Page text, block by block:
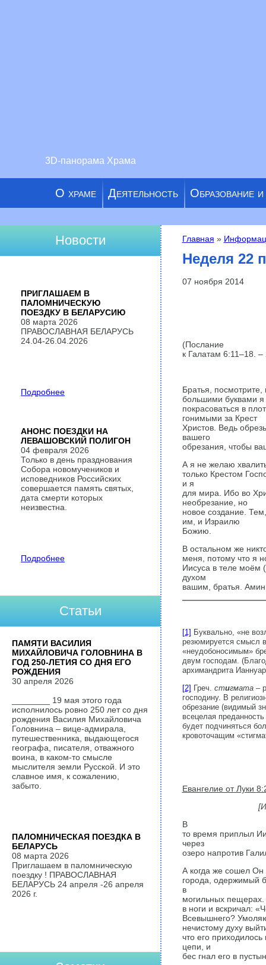
3D-панорама Храма
О храме Деятельность Образование
Вы здесь
Главная »
Неделя 22
07 ноября 2014
(Послание
к Галатам 6:11–18. –
Братья, посмотрите,
большими буквами я
покрасоваться в
гонимыми за Крест
Христов. Ведь
вашего
обрезания, чтобы
А я не желаю
только Крестом
и я
для мира. Ибо во
необрезание, но
новое создание.
им, и Израилю
Божию.
В остальном же
меня, потому что я
Иисуса в теле моём
духом
вашим, братья.
[1]
Буквально, «не
резюмируется смысл
«неудобоносимым»
двум господам.
архимандрита
[2] Греч. стигмата –
господину. В
обрезание (видимый
всецелая
будет подчиняться
кровоточащим
Евангелие от Луки 8
В
то время приплыл
через
озеро напротив
А когда же сошел Он
города, одержимый
в
могильных
в ноги и вскричал:
Всевышнего?
нечистому духу
что его
цепи, и
бес гнал его в
Новости
ПРИГЛАШАЕМ В
ПАЛОМНИЧЕСКУЮ
ПОЕЗДКУ В БЕЛАРУСИЮ
08 марта 2026
ПРАВОСЛАВНАЯ БЕЛАРУСЬ
24.04-26.04.2026
Подробнее
АНОНС ПОЕЗДКИ НА
ЛЕВАШОВСКИЙ ПОЛИГОН
04 февраля 2026
Только в день празднования
Собора новомучеников и
исповедников Российских
совершается память святых,
дата смерти которых
неизвестна.
Подробнее
Статьи
ПАМЯТИ ВАСИЛИЯ
МИХАЙЛОВИЧА ГОЛОВНИНА В
ГОД 250-ЛЕТИЯ СО ДНЯ ЕГО
РОЖДЕНИЯ
30 апреля 2026
________ 19 мая этого года
исполнилось ровно 250 лет со дня
рождения Василия Михайловича
Головнина – вице-адмирала,
путешественника, выдающегося
географа, писателя, отважного
воина, в каком-то смысле
мыслителя земли Русской. И это
славное имя, к сожалению,
забыто.
ПАЛОМНИЧЕСКАЯ ПОЕЗДКА В
БЕЛАРУСЬ
08 марта 2026
Приглашаем в паломническую
поездку ! ПРАВОСЛАВНАЯ
БЕЛАРУСЬ 24 апреля -26 апреля
2026 г.